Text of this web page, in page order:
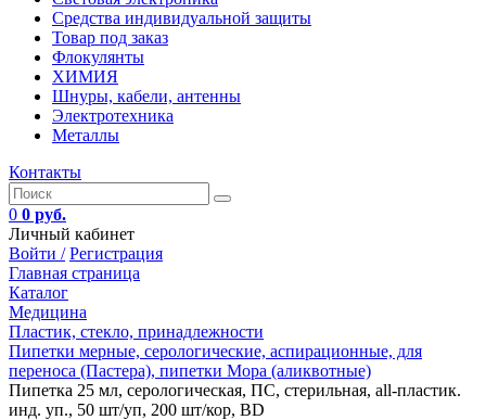
Средства индивидуальной защиты
Товар под заказ
Флокулянты
ХИМИЯ
Шнуры, кабели, антенны
Электротехника
Металлы
Контакты
0 0 руб.
Личный кабинет
Войти / Регистрация
Главная страница
Каталог
Медицина
Пластик, стекло, принадлежности
Пипетки мерные, серологические, аспирационные, для
переноса (Пастера), пипетки Мора (аликвотные)
Пипетка 25 мл, серологическая, ПС, стерильная, all-пластик.
инд. уп., 50 шт/уп, 200 шт/кор, BD